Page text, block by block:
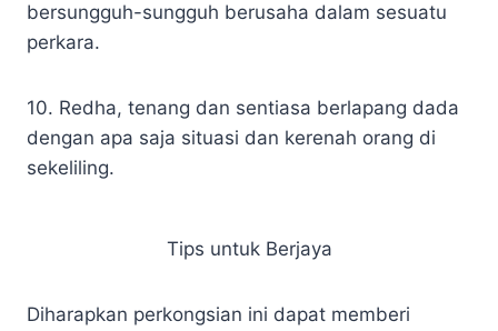
bersungguh-sungguh berusaha dalam sesuatu
perkara.
10. Redha, tenang dan sentiasa berlapang dada
dengan apa saja situasi dan kerenah orang di
sekeliling.
Tips untuk Berjaya
Diharapkan perkongsian ini dapat memberi